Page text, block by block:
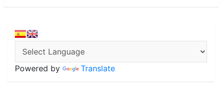
Powered by Translate